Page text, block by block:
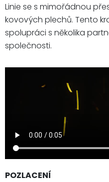
Linie se s mimořádnou
kovových plechů. Tento
spolupráci s několika
společnosti.
POZLACENÍ